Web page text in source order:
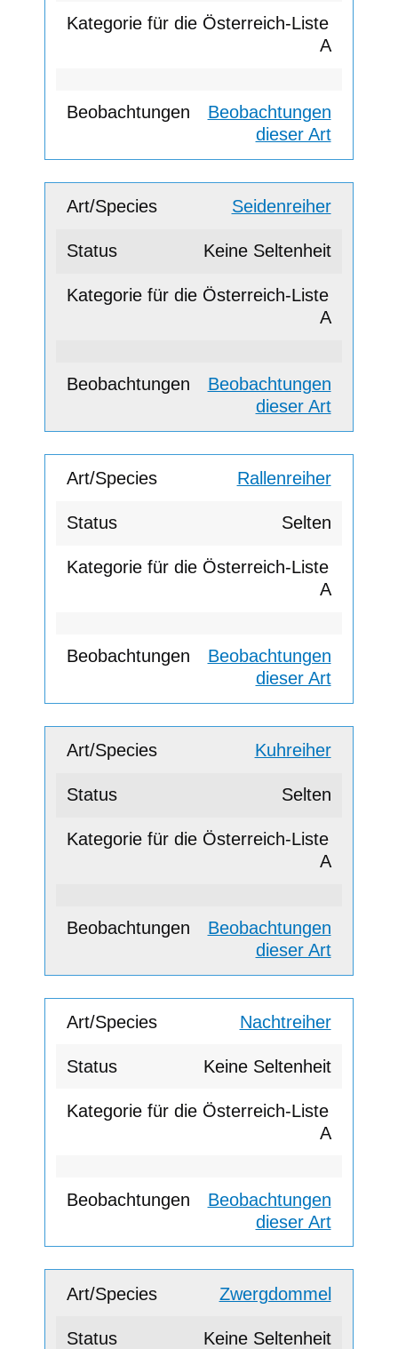
A
Beobachtungen
dieser Art
Seidenreiher
Keine Seltenheit
A
Beobachtungen
dieser Art
Rallenreiher
Selten
A
Beobachtungen
dieser Art
Kuhreiher
Selten
A
Beobachtungen
dieser Art
Nachtreiher
Keine Seltenheit
A
Beobachtungen
dieser Art
Zwergdommel
Keine Seltenheit